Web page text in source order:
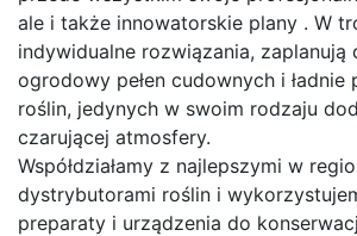
ale i także innowatorskie plany . W
indywidualne rozwiązania, zaplanują
ogrodowy pełen cudownych i ładnie
roślin, jedynych w swoim rodzaju
czarującej atmosfery.
Współdziałamy z najlepszymi w
dystrybutorami roślin i
preparaty i urządzenia do